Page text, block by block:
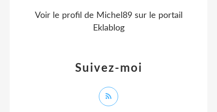
Suivez-moi
Voir le profil de Michel89sur le portail
Eklablog